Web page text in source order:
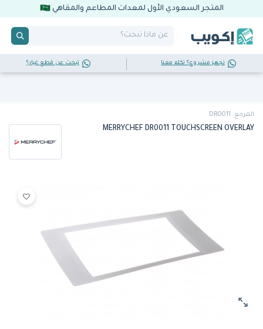
المتجر السعودي الأول لمعدات المطاعم والمقاهي
تجهز مشروع؟ تكلم معنا تبحث عن قطع غيار؟
المرجع: DR0011
MERRYCHEF DR0011 TOUCHSCREEN OVERLAY